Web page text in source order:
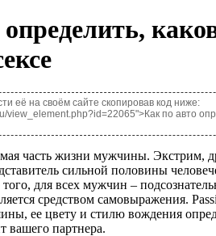
её на своём сайте скопировав код ниже:
view_element.php?id=22065">Как по авто
часть жизни мужчины. Экстрим,
сильной половины
того, для всех мужчин –
средством самовыражения.
ее цвету и стилю вождения
вашего партнера.